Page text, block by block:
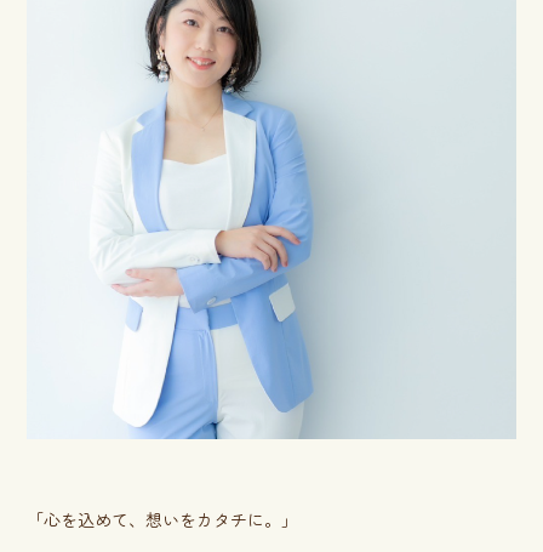
「心を込めて、想いをカタチに。」